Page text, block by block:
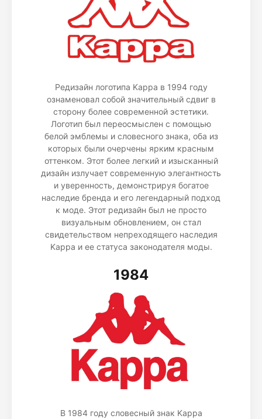
Редизайн логотипа Kappa в 1994 году
ознаменовал собой значительный сдвиг в
сторону более современной эстетики.
Логотип был переосмыслен с помощью
белой эмблемы и словесного знака, оба из
которых были очерчены ярким красным
оттенком. Этот более легкий и изысканный
дизайн излучает современную элегантность
и уверенность, демонстрируя богатое
наследие бренда и его легендарный подход
к моде. Этот редизайн был не просто
визуальным обновлением, он стал
свидетельством непреходящего наследия
Kappa и ее статуса законодателя моды.
1984
В 1984 году словесный знак Kappa